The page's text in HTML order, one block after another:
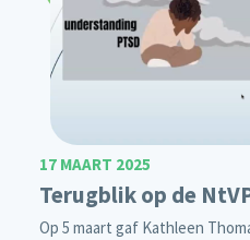
17 MAART 2025
Terugblik op de
Op 5 maart gaf Kathleen